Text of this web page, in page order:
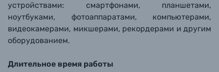
устройствами: смартфонами, планшетами,
ноутбуками, фотоаппаратами, компьютерами,
видеокамерами, микшерами, рекордерами и другим
оборудованием.
Длительное время работы